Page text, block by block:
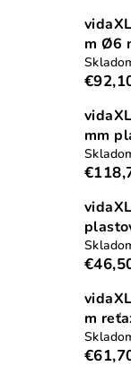
m Ø6
mm
m